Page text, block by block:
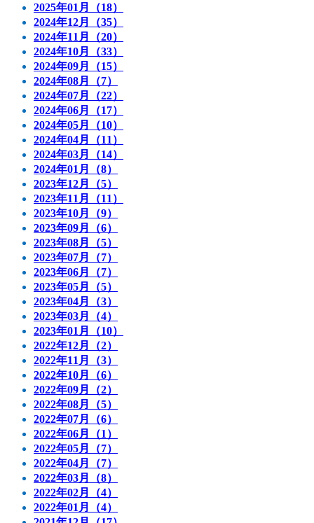
2025年01月（18）
2024年12月（35）
2024年11月（20）
2024年10月（33）
2024年09月（15）
2024年08月（7）
2024年07月（22）
2024年06月（17）
2024年05月（10）
2024年04月（11）
2024年03月（14）
2024年01月（8）
2023年12月（5）
2023年11月（11）
2023年10月（9）
2023年09月（6）
2023年08月（5）
2023年07月（7）
2023年06月（7）
2023年05月（5）
2023年04月（3）
2023年03月（4）
2023年01月（10）
2022年12月（2）
2022年11月（3）
2022年10月（6）
2022年09月（2）
2022年08月（5）
2022年07月（6）
2022年06月（1）
2022年05月（7）
2022年04月（7）
2022年03月（8）
2022年02月（4）
2022年01月（4）